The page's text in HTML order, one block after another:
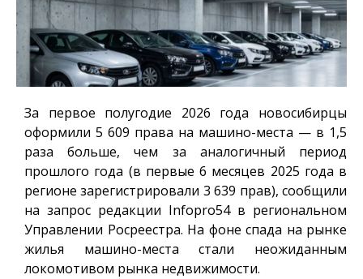
За первое полугодие 2026 года новосибирцы
оформили 5 609 права на машино-места — в 1,5
раза больше, чем за аналогичный период
прошлого года (в первые 6 месяцев 2025 года в
регионе зарегистрировали 3 639 прав), сообщили
на запрос редакции Infopro54в региональном
Управлении Росреестра. На фоне спада на рынке
жилья машино-места стали неожиданным
локомотивом рынка недвижимости.